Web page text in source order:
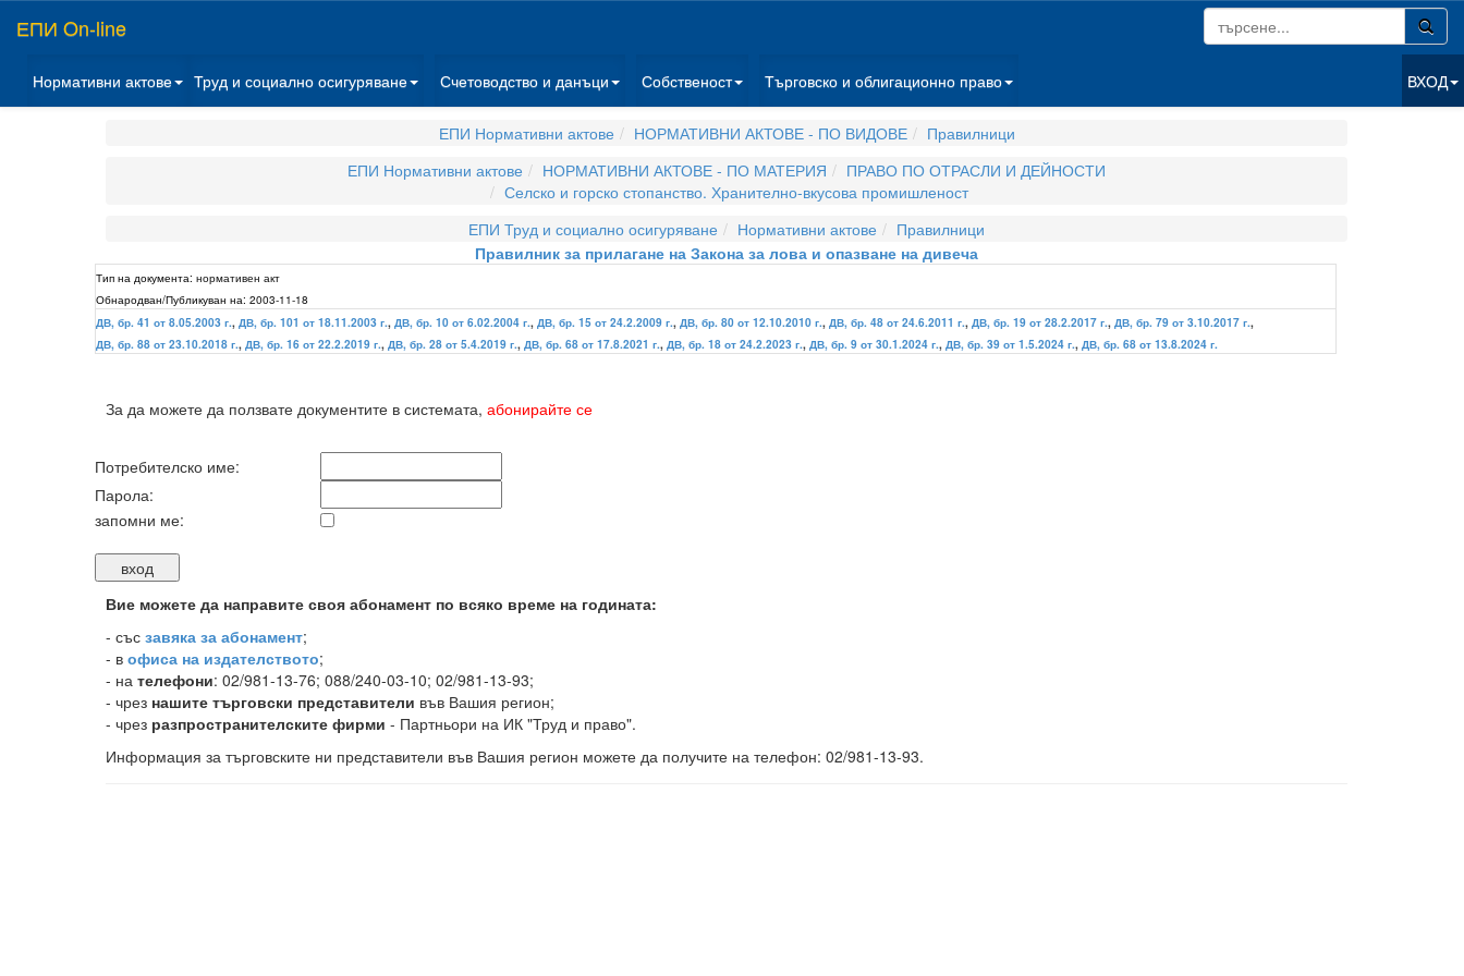
ЕПИ On-line
Нормативни актове Труд и социално осигуряване Счетоводство и данъци Собственост Търговско и облигационно право ВХОД
ЕПИ Нормативни актове НОРМАТИВНИ АКТОВЕ - ПО ВИДОВЕ
Правилници
ЕПИ Нормативни актове
НОРМАТИВНИ АКТОВЕ - ПО МАТЕРИЯ
ПРАВО ПО ОТРАСЛИ И ДЕЙНОСТИ
Селско и горско стопанство. Хранително-вкусова промишленост
ЕПИ Труд и социално осигуряване
Нормативни актове
Правилници
Правилник за прилагане на Закона за лова и опазване на дивеча
Тип на документа: нормативен акт
Обнародван/Публикуван на: 2003-11-18
ДВ, бр. 41 от 8.05.2003 г., ДВ, бр. 101 от 18.11.2003 г., ДВ, бр. 10 от 6.02.2004 г., ДВ, бр. 15 от 24.2.2009 г., ДВ, бр. 80 от 12.10.2010 г., ДВ, бр. 48 от 24.6.2011 г., ДВ, бр. 19 от 28.2.2017 г., ДВ, бр. 79 от 3.10.2017 г.,
ДВ, бр. 88 от 23.10.2018 г., ДВ, бр. 16 от 22.2.2019 г., ДВ, бр. 28 от 5.4.2019 г., ДВ, бр. 68 от 17.8.2021 г., ДВ, бр. 18 от 24.2.2023 г., ДВ, бр. 9 от 30.1.2024 г., ДВ, бр. 39 от 1.5.2024 г., ДВ, бр. 68 от 13.8.2024 г.
За да можете да ползвате документите в системата, абонирайте се
Потребителско име:
Парола:
запомни ме:
Вие можете да направите своя абонамент по всяко време на годината:
- със завяка за абонамент;
- в офиса на издателството;
- на телефони: 02/981-13-76; 088/240-03-10; 02/981-13-93;
- чрез нашите търговски представители във Вашия регион;
- чрез разпространителските фирми - Партньори на ИК "Труд и право".
Информация за търговските ни представители във Вашия регион можете да получите на телефон: 02/981-13-93.